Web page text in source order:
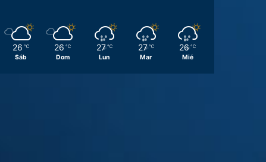
26 ℃
Sáb
26 ℃
Dom
27 ℃
Lun
27 ℃
Mar
26 ℃
Mié